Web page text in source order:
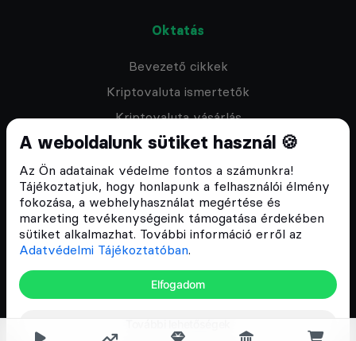
A weboldalunk sütiket használ 🍪
Az Ön adatainak védelme fontos a számunkra!
Tájékoztatjuk, hogy honlapunk a felhasználói élmény
fokozása, a webhelyhasználat megértése és
marketing tevékenységeink támogatása érdekében
sütiket alkalmazhat. További információ erről az
Adatvédelmi Tájékoztatóban.
Elfogadom
Oktatás
Bevezető cikkek
Kriptovaluta ismertetők
Kriptovaluta vásárlás
Oktató anyagok
Discord közösség
Csomagajánlatok
Kriptovaluta kezdőknek
Megapack